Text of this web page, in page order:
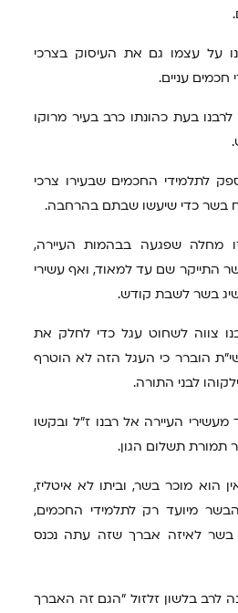
על עצמו גם את העיסוק בצרכי
עניים.
לרבנו בעת כהונתו כרב בעיר מרוקו
לתלמידי החכמים שבעירו צרכי
בשר כדי שיעשו שבתם בהרחבה.
מחלה שפגעה בבהמות העיירה,
התייקר שם עד למאוד, ואף עשירי
בשר לשבת קודש.
צווה לשחוט עגל כדי לחלק את
הוברר כי העגל הזה לא הוטרף
לבני התורה.
העיירה אל רבנו ז"ל ובקשו
תמורת תשלום הגון.
הוא מוכר בשר, וביתו לא איטליז,
הבשר מיועד רק לתלמידי החכמים,
בשר לאיזה אברך שזה עתה נכנס
לרב בלשון זלזול "הגם זה האברך